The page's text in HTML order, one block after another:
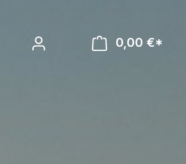
0,00 €*